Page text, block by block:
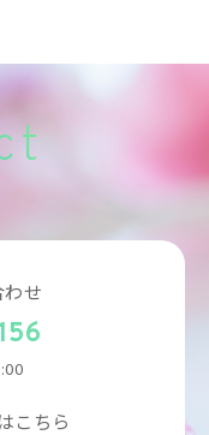
せ
こちら